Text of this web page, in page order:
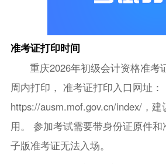
准考证打印时间
重庆2026年初级会计资格准考
周内打印， 准考证打印入口网址：
https://ausm.mof.gov.cn/index/，
用。 参加考试需要带身份证原件
子版准考证无法入场。